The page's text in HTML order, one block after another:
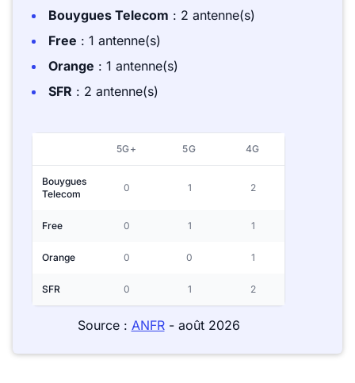
Bouygues Telecom : 2 antenne(s)
Free : 1 antenne(s)
Orange : 1 antenne(s)
SFR : 2 antenne(s)
5G+ 5G 4G
Bouygues
Telecom
0 1 2
Free 0 1 1
Orange 0 0 1
SFR 0 1 2
Source : ANFR- août 2026